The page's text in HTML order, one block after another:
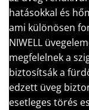
hatásokkal és
ami különösen
NIWELL
megfelelnek a
biztosítsák a
edzett üveg
esetleges törés